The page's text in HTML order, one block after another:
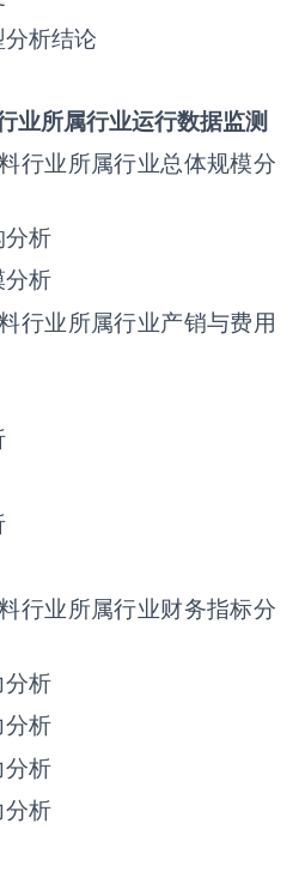
析结论
业所属行业运行数据监测
行业所属行业总体规模分
分析
分析
行业所属行业产销与费用
行业所属行业财务指标分
分析
分析
分析
分析